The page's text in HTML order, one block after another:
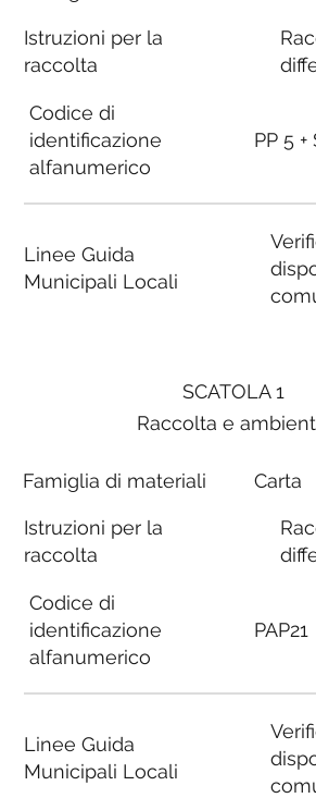
SCATOLA 1
Raccolta e
Famiglia di materiali
Istruzioni per la
raccolta
Codice di
identificazione
alfanumerico
Linee Guida
Municipali Locali
Carta
PAP21
Istruzioni per la
raccolta
Codice di
identificazione
alfanumerico
Linee Guida
Municipali Locali
PP 5